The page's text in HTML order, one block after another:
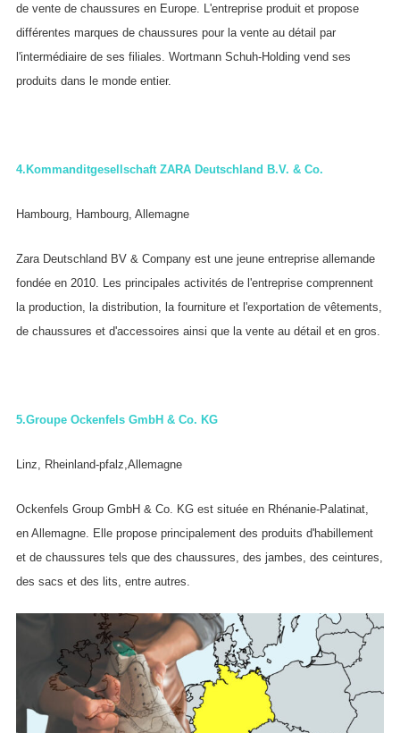
de vente de chaussures en Europe. L'entreprise produit et propose
différentes marques de chaussures pour la vente au détail par
l'intermédiaire de ses filiales. Wortmann Schuh-Holding vend ses
produits dans le monde entier.
4. Kommanditgesellschaft ZARA Deutschland B.V. & Co.
Hambourg, Hambourg, Allemagne
Zara Deutschland BV & Company est une jeune entreprise allemande
fondée en 2010. Les principales activités de l'entreprise comprennent
la production, la distribution, la fourniture et l'exportation de vêtements,
de chaussures et d'accessoires ainsi que la vente au détail et en gros.
5.Groupe Ockenfels GmbH & Co. KG
Linz, Rheinland-pfalz,Allemagne
Ockenfels Group GmbH & Co. KG est située en Rhénanie-Palatinat,
en Allemagne. Elle propose principalement des produits d'habillement
et de chaussures tels que des chaussures, des jambes, des ceintures,
des sacs et des lits, entre autres.